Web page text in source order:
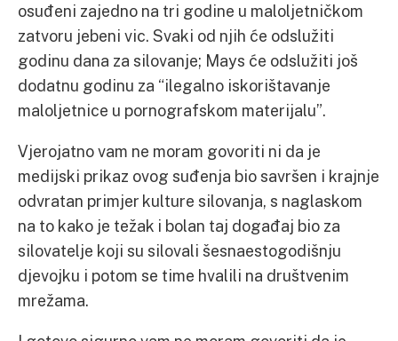
osuđeni zajedno na tri godine u maloljetničkom
zatvoru jebeni vic. Svaki od njih će odslužiti
godinu dana za silovanje; Mays će odslužiti još
dodatnu godinu za “ilegalno iskorištavanje
maloljetnice u pornografskom materijalu”.
Vjerojatno vam ne moram govoriti ni da je
medijski prikaz ovog suđenja bio savršen i krajnje
odvratan primjer kulture silovanja, s naglaskom
na to kako je težak i bolan taj događaj bio za
silovatelje koji su silovali šesnaestogodišnju
djevojku i potom se time hvalili na društvenim
mrežama.